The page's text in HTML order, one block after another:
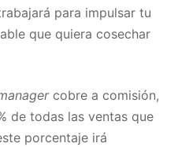
para impulsar tu
que quiera cosechar
cobre a comisión,
de todas las ventas que
porcentaje irá